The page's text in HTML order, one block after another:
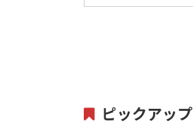
ピックアップ